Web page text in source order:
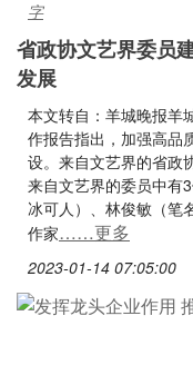
字
省政协文艺界委员
发展
本文转自：羊城晚报羊
作报告指出，加强高品
设。来自文艺界的省政
来自文艺界的委员中有
冰可人）、林俊敏（笔
作家……更多
2023-01-14 07:05:00